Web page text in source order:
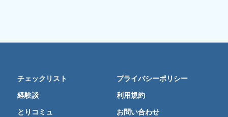
チェックリスト
経験談
とりコミュ
プライバシーポリシー
利用規約
お問い合わせ